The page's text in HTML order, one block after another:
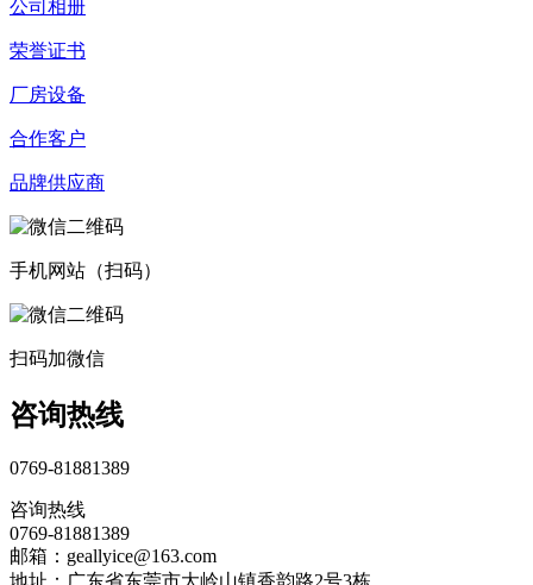
公司相册
荣誉证书
厂房设备
合作客户
品牌供应商
手机网站（扫码）
扫码加微信
咨询热线
0769-81881389
咨询热线
0769-81881389
邮箱：geallyice@163.com
地址：广东省东莞市大岭山镇香韵路2号3栋